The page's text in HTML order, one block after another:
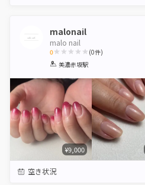
malonail
malo nail
0
1 2 3 4 5
(0件)
美濃赤坂駅
¥9,000
空き状況